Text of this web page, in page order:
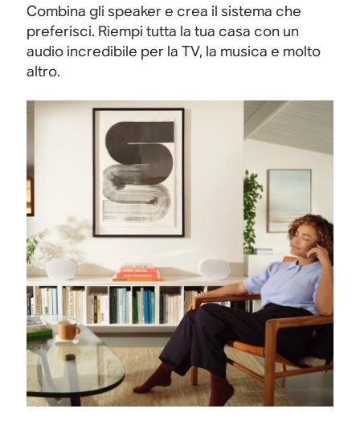
Combina gli speaker e crea il sistema che
preferisci. Riempi tutta la tua casa con un
audio incredibile per la TV, la musica e molto
altro.